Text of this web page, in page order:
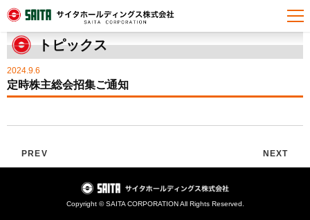
HOME トピックス 定時株主総会招集ご通知
トピックス
2024.9.6
定時株主総会招集ご通知
PREV NEXT
Copyright © SAITA CORPORATION All Rights Reserved.